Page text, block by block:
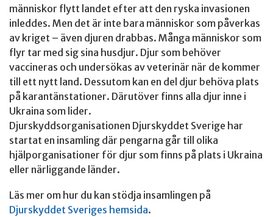
människor flytt landet efter att den ryska invasionen
inleddes. Men det är inte bara människor som påverkas
av kriget – även djuren drabbas. Många människor som
flyr tar med sig sina husdjur. Djur som behöver
vaccineras och undersökas av veterinär när de kommer
till ett nytt land. Dessutom kan en del djur behöva plats
på karantänstationer. Därutöver finns alla djur inne i
Ukraina som lider.
Djurskyddsorganisationen Djurskyddet Sverige har
startat en insamling där pengarna går till olika
hjälporganisationer för djur som finns på plats i Ukraina
eller närliggande länder.
Läs mer om hur du kan stödja insamlingen på
Djurskyddet Sveriges hemsida.